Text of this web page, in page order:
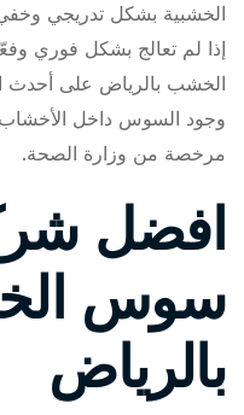
الخشبية بشكل تدريجي
إذا لم تعالج بشكل فوري
الخشب بالرياض على أحدث
وجود السوس داخل
مرخصة من وزارة الصحة.
افضل
سوس
بالرياض